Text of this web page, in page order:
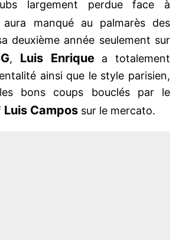
largement perdue face à
manqué au palmarès des
deuxième année seulement sur
, Luis Enriquea totalement
ainsi que le style parisien,
bons coups bouclés par le
Luis Campos sur le mercato.